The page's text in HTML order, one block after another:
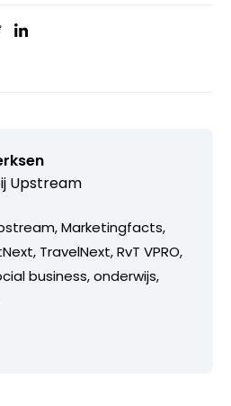
Upstream
Marketingfacts,
TravelNext, RvT VPRO,
business, onderwijs,